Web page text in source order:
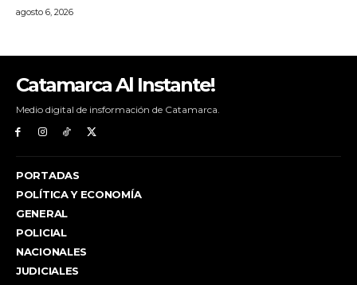
Catamarca Al Instante!
Medio digital de insformación de Catamarca.
PORTADAS
POLÍTICA Y ECONOMÍA
GENERAL
POLICIAL
NACIONALES
JUDICIALES